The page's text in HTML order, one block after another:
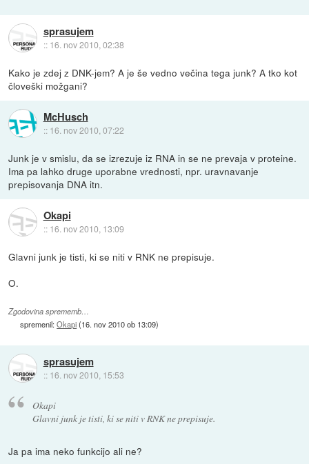
sprasujem
:: 16. nov 2010, 02:38
Kako je zdej z DNK-jem? A je še vedno večina tega junk? A tko kot
človeški možgani?
McHusch
:: 16. nov 2010, 07:22
Junk je v smislu, da se izrezuje iz RNA in se ne prevaja v proteine.
Ima pa lahko druge uporabne vrednosti, npr. uravnavanje
prepisovanja DNA itn.
Okapi
:: 16. nov 2010, 13:09
Glavni junk je tisti, ki se niti v RNK ne prepisuje.
O.
Zgodovina sprememb…
spremenil:Okapi(16. nov 2010 ob 13:09)
sprasujem
:: 16. nov 2010, 15:53
Okapi
Glavni junk je tisti, ki se niti v RNK ne prepisuje.
Ja pa ima neko funkcijo ali ne?